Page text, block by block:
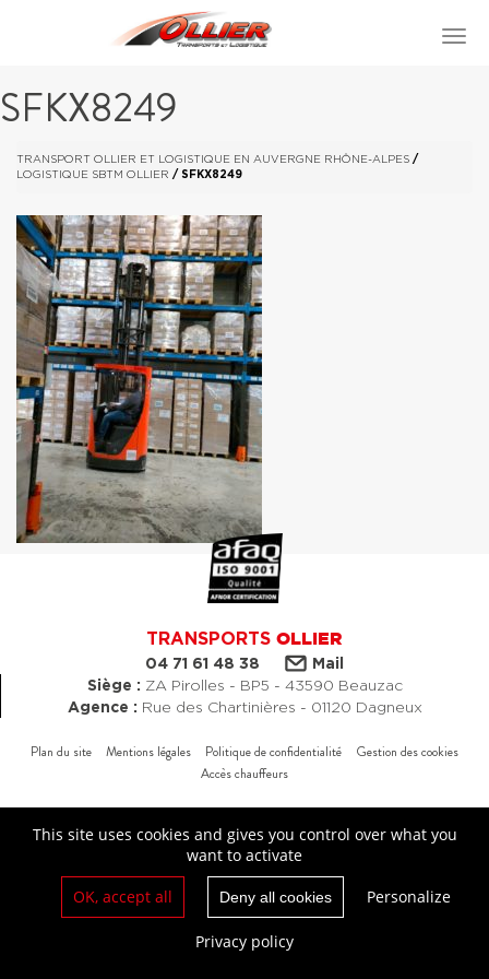
SFKX8249
TRANSPORT OLLIER ET LOGISTIQUE EN AUVERGNE RHÔNE-ALPES /
LOGISTIQUE SBTM OLLIER / SFKX8249
TRANSPORTS OLLIER
04 71 61 48 38
Mail
Siège : ZA Pirolles - BP5 - 43590 Beauzac
Agence : Rue des Chartinières - 01120 Dagneux
Plan du site Mentions légales Politique de confidentialité
Gestion des cookies
Accès chauffeurs
Création : agence studio N°3
This site uses cookies and gives you control over what you
want to activate
OK, accept all
Deny all cookies Personalize
Privacy policy